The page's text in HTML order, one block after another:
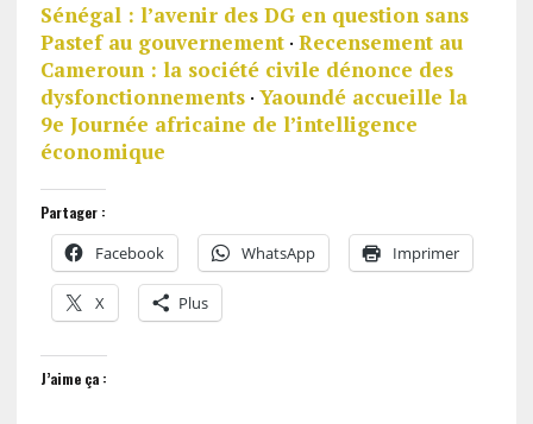
Sénégal : l’avenir des DG en question sans
Pastef au gouvernement· Recensement au
Cameroun : la société civile dénonce des
dysfonctionnements· Yaoundé accueille la
9e Journée africaine de l’intelligence
économique
Partager :
Facebook WhatsApp Imprimer
X Plus
J’aime ça :